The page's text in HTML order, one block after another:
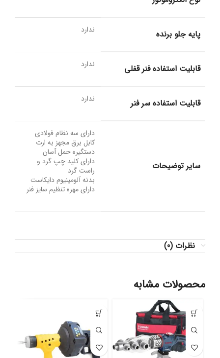
پایه جلو برنده ندارد
قابلیت استفاده فنر قفلی ندارد
قابلیت استفاده سر فنر ندارد
سایر توضیحات
دارای سه نظام فولادی
کابل برق مجهز به ارت
دستگیره حمل آسان
دارای کلید چپ گرد و
راست گرد
بدنه آلومینیوم دایکاست
دارای مهره تنظیم سایز فنر
نظرات (0)
محصولات مشابه